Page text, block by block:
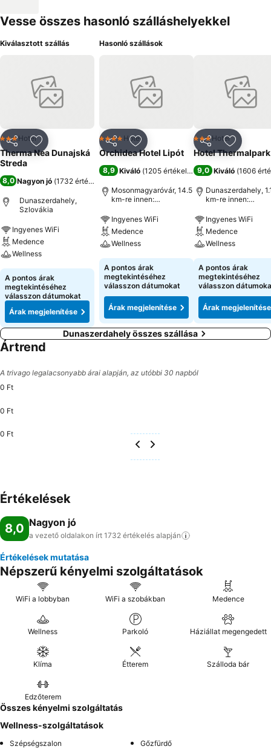
Vesse összes hasonló szálláshelyekkel
Kiválasztott szállás
MegosztásHozzáadás a kedvencekhez
3 Kategória
Hotel
Therma Nea Dunajská
Streda
8,0 Nagyon jó (1732 értékelés
Dunaszerdahely,
Szlovákia
Ingyenes WiFi
Medence
Wellness
A pontos árak
megtekintéséhez
válasszon dátumokat
Árak megjelenítése
Hasonló szállások
MegosztásHozzáadás a kedvencekhez
4 Kategória
Hotel
Orchidea Hotel Lipót
8,9 Kiváló (1205 értékelés)
Mosonmagyaróvár, 14.5
km-re innen:
Ingyenes WiFi
Medence
Wellness
A pontos árak
megtekintéséhez
válasszon dátumokat
Árak megjelenítése
Megosztás
3 Kategória
Hotel
Hotel Thermalpark
9,0 Kiváló (1606
Dunaszerdahely,
km-re innen:
Ingyenes WiFi
Medence
Wellness
A pontos árak
megtekintéséhez
válasszon
Árak megjelenítése
Dunaszerdahely összes szállása
Ártrend
A trivago legalacsonyabb árai alapján, az utóbbi 30 napból
0 Ft
0 Ft
0 Ft
Értékelések
8,0 Nagyon jó
a vezető oldalakon írt 1732 értékelés alapján
Értékelések mutatása
Népszerű kényelmi szolgáltatások
WiFi a lobbyban WiFi a szobákban Medence
Wellness Parkoló Háziállat megengedett
Klíma Étterem Szálloda bár
Edzőterem
Összes kényelmi szolgáltatás
Wellness-szolgáltatások
Szépségszalon
Gőzfürdő